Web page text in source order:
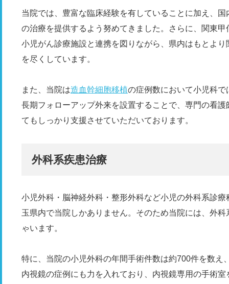
当院では、豊富な臨床経験を有していることに加え、
の治療を提供するよう努めてきました。さらに、関東
小児がん診療施設と連携を図りながら、県内はもとよ
を尽くしています。
また、当院は造血幹細胞移植の症例数において小児科
長期フォローアップ外来を設置することで、専門の看
てもしっかり支援させていただいております。
外科系疾患治療
小児外科・脳神経外科・整形外科など小児の外科系診
玉県内で当院しかありません。そのため当院には、外
ゃいます。
特に、当院の小児外科の年間手術件数は約700件を数え
内視鏡の症例にも力を入れており、内視鏡専用の手術